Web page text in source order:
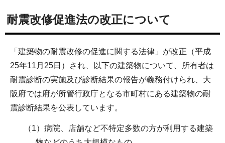
耐震改修促進法の改正について
「建築物の耐震改修の促進に関する法律」が改正（平成
25年11月25日）され、以下の建築物について、所有者は
耐震診断の実施及び診断結果の報告が義務付けられ、大
阪府では府が所管行政庁となる市町村にある建築物の耐
震診断結果を公表しています。
（1）病院、店舗など不特定多数の方が利用する建築